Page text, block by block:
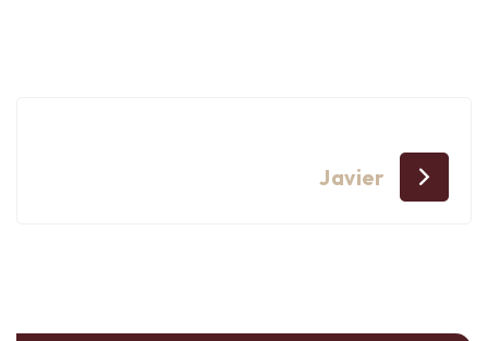
Javier